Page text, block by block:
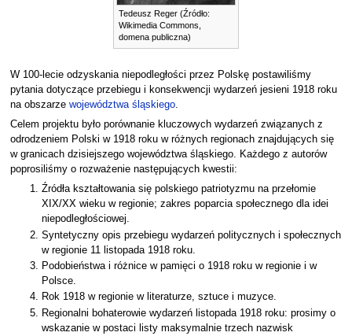
Tedeusz Reger (Źródło:
Wikimedia Commons,
domena publiczna)
W 100-lecie odzyskania niepodległości przez Polskę postawiliśmy
pytania dotyczące przebiegu i konsekwencji wydarzeń jesieni 1918 roku
na obszarze województwa śląskiego.
Celem projektu było porównanie kluczowych wydarzeń związanych z
odrodzeniem Polski w 1918 roku w różnych regionach znajdujących się
w granicach dzisiejszego województwa śląskiego. Każdego z autorów
poprosiliśmy o rozważenie następujących kwestii:
Źródła kształtowania się polskiego patriotyzmu na przełomie
XIX/XX wieku w regionie; zakres poparcia społecznego dla idei
niepodległościowej.
Syntetyczny opis przebiegu wydarzeń politycznych i społecznych
w regionie 11 listopada 1918 roku.
Podobieństwa i różnice w pamięci o 1918 roku w regionie i w
Polsce.
Rok 1918 w regionie w literaturze, sztuce i muzyce.
Regionalni bohaterowie wydarzeń listopada 1918 roku: prosimy o
wskazanie w postaci listy maksymalnie trzech nazwisk